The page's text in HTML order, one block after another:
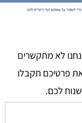
לא מתקשרים
פרטיכם תקבלו
לכם.​